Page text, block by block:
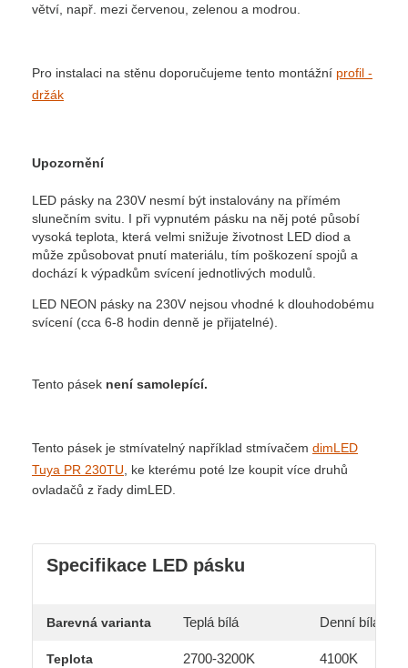
větví, např. mezi červenou, zelenou a modrou.
Pro instalaci na stěnu doporučujeme tento montážní profil -
držák
Upozornění
LED pásky na 230V nesmí být instalovány na přímém
slunečním svitu. I při vypnutém pásku na něj poté působí
vysoká teplota, která velmi snižuje životnost LED diod a
může způsobovat pnutí materiálu, tím poškození spojů a
dochází k výpadkům svícení jednotlivých modulů.
LED NEON pásky na 230V nejsou vhodné k dlouhodobému
svícení (cca 6-8 hodin denně je přijatelné).
Tento pásek není samolepící.
Tento pásek je stmívatelný například stmívačem dimLED
Tuya PR 230TU , ke kterému poté lze koupit více druhů
ovladačů z řady dimLED.
Specifikace LED pásku
Barevná varianta Teplá bílá Denní bílá
Teplota 2700-3200K 4100K